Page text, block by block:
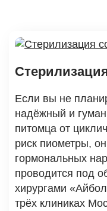
Если вы не
надёжный и
питомца от
риск пиометры,
гормональных
проводится под
хирургами
трёх клиниках